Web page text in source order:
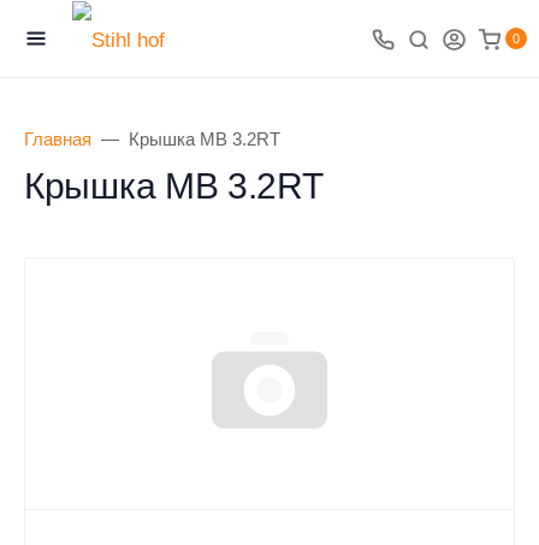
0
Главная Крышка MB 3.2RT
Крышка MB 3.2RT